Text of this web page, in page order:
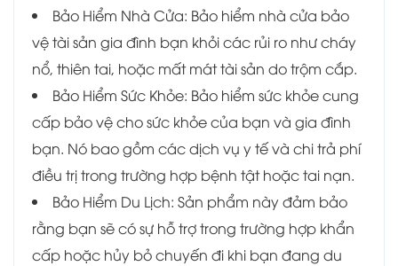
Bảo Hiểm Nhà Cửa: Bảo hiểm nhà cửa bảo
vệ tài sản gia đình bạn khỏi các rủi ro như cháy
nổ, thiên tai, hoặc mất mát tài sản do trộm cắp.
Bảo Hiểm Sức Khỏe: Bảo hiểm sức khỏe cung
cấp bảo vệ cho sức khỏe của bạn và gia đình
bạn. Nó bao gồm các dịch vụ y tế và chi trả phí
điều trị trong trường hợp bệnh tật hoặc tai nạn.
Bảo Hiểm Du Lịch: Sản phẩm này đảm bảo
rằng bạn sẽ có sự hỗ trợ trong trường hợp khẩn
cấp hoặc hủy bỏ chuyến đi khi bạn đang du